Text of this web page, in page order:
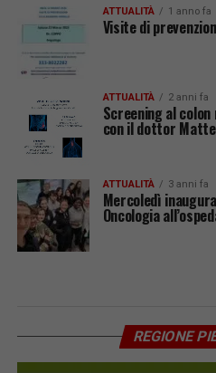
ATTUALITÀ 1 anno fa
Visite di
ATTUALITÀ 2 anni fa
Screening al
con il dottor
ATTUALITÀ 3 anni fa
Mercoledì
Oncologia
REGIONE